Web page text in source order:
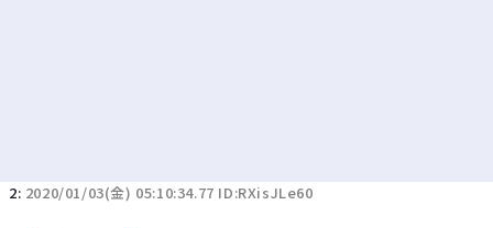
2: 2020/01/03(金) 05:10:34.77 ID:RXisJLe60